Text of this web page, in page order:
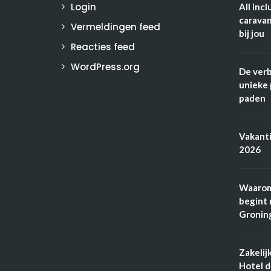
Login
Vermeldingen feed
Reacties feed
WordPress.org
All
bij jou
De
unieke
paden
2026
begint
Hotel